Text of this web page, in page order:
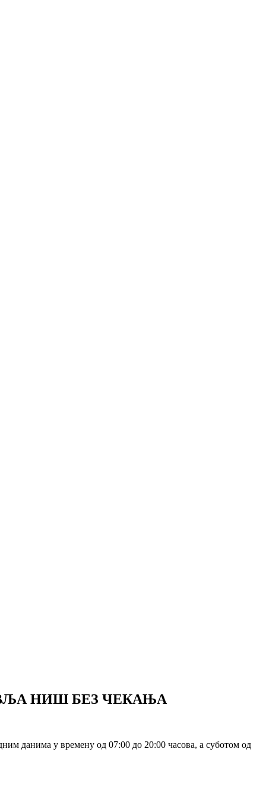
НИШ БЕЗ ЧЕКАЊА
данима у времену од 07:00 до 20:00 часова, а суботом од